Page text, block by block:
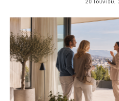
20 Ιουνίου,